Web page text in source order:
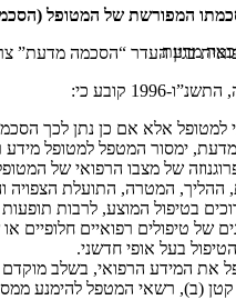
מדעת
המפורשת של המטופל
בגין העדר “הסכמה מדעת”
למטופל אלא אם כן נתן לכך
ימסור המטפל למטופל מידע
של מצבו הרפואי של
ההליך, המטרה, התועלת הצפויה
בטיפול המוצע, לרבות תופעות
של טיפולים רפואיים חלופיים
בעל אופי חדשני.
את המידע הרפואי, בשלב
(ב), רשאי המטפל להימנע